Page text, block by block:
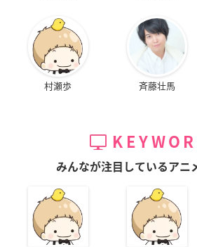
村瀬歩 斉藤壮馬
みんなが注目しているアニ